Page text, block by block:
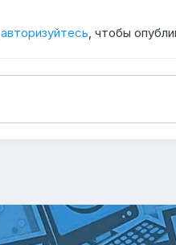
авторизуйтесь , чтобы